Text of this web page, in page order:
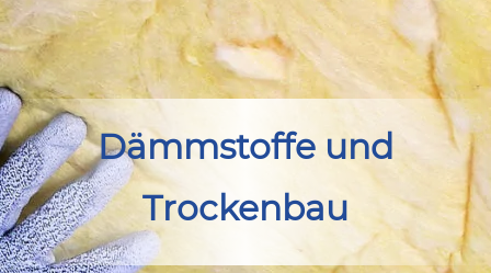
Dämmstoffe und
Trockenbau